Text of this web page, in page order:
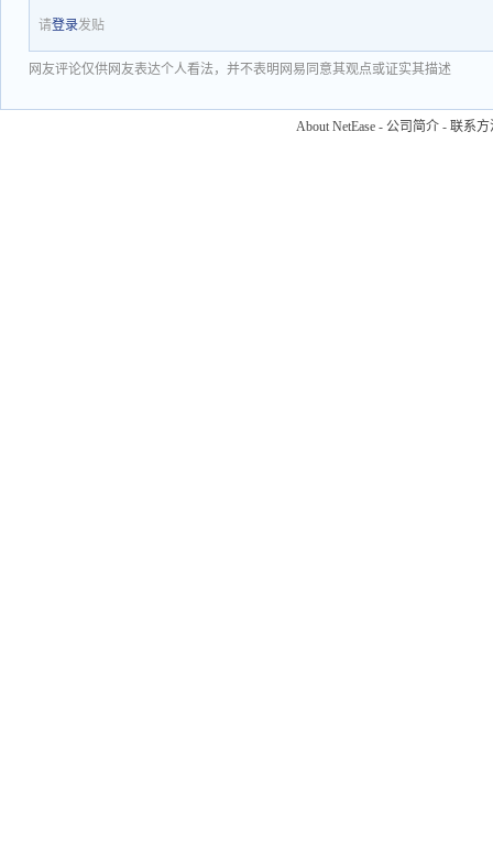
请登录发贴
网友评论仅供网友表达个人看法，并不表明网易同意其观点或证实其描述
About NetEase - 公司简介 - 联系方